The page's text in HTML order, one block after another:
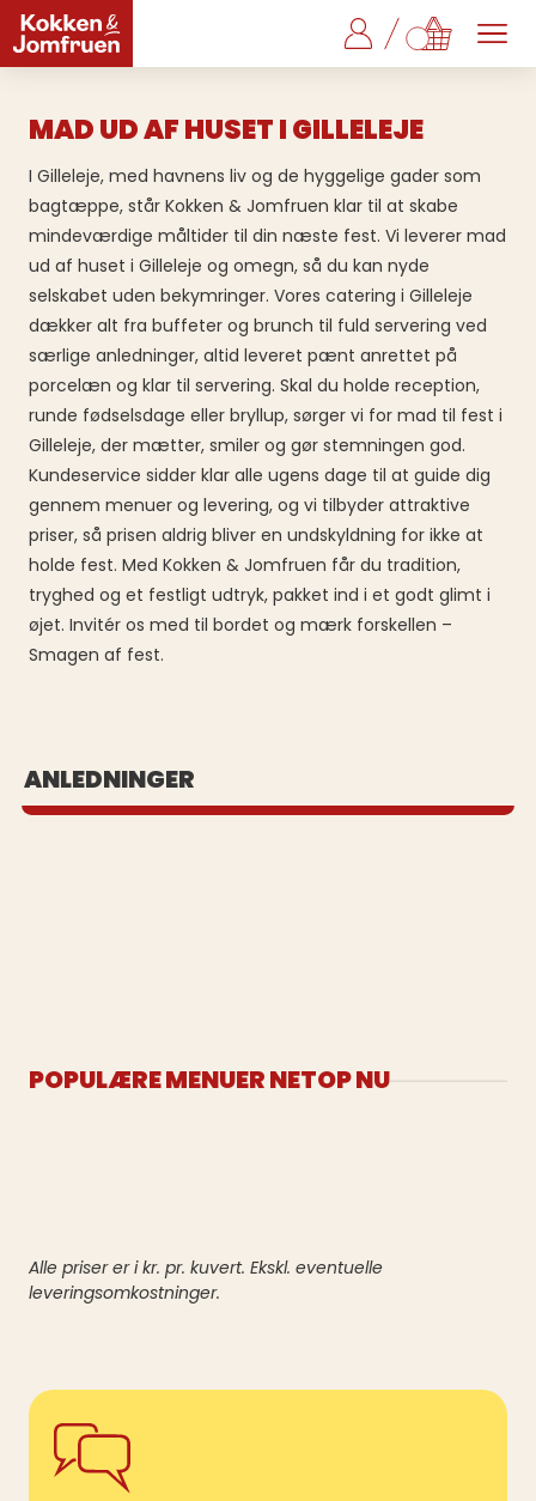
MAD UD AF HUSET I GILLELEJE
I Gilleleje, med havnens liv og de hyggelige gader som
bagtæppe, står Kokken & Jomfruen klar til at skabe
mindeværdige måltider til din næste fest. Vi leverer mad
ud af huset i Gilleleje og omegn, så du kan nyde
selskabet uden bekymringer. Vores catering i Gilleleje
dækker alt fra buffeter og brunch til fuld servering ved
særlige anledninger, altid leveret pænt anrettet på
porcelæn og klar til servering. Skal du holde reception,
runde fødselsdage eller bryllup, sørger vi for mad til fest i
Gilleleje, der mætter, smiler og gør stemningen god.
Kundeservice sidder klar alle ugens dage til at guide dig
gennem menuer og levering, og vi tilbyder attraktive
priser, så prisen aldrig bliver en undskyldning for ikke at
holde fest. Med Kokken & Jomfruen får du tradition,
tryghed og et festligt udtryk, pakket ind i et godt glimt i
øjet. Invitér os med til bordet og mærk forskellen –
Smagen af fest.
ANLEDNINGER
Se vores populære buffeter
POPULÆRE MENUER NETOP NU
Alle priser er i kr. pr. kuvert. Ekskl. eventuelle
leveringsomkostninger.